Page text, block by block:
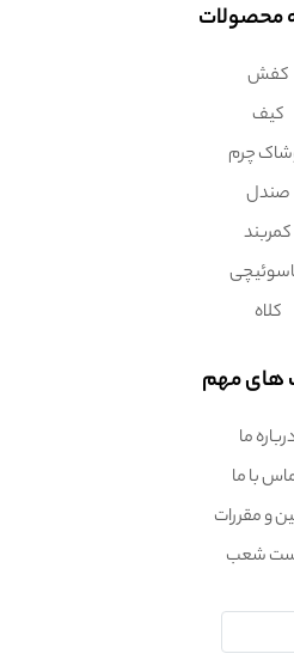
کفش
کیف
چرم
صندل
کمربند
کلاه
های مهم
ما
با ما
و مقررات
شعب